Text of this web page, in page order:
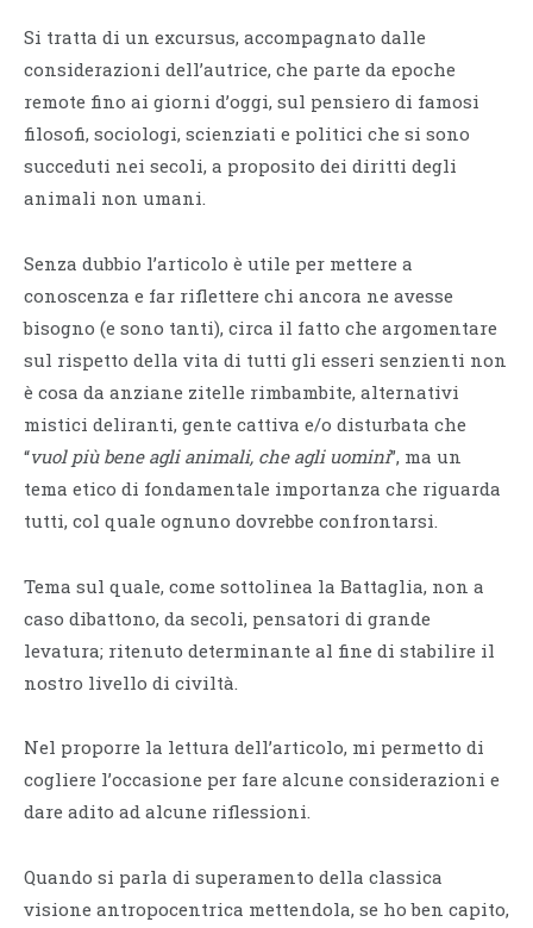
Si tratta di un excursus, accompagnato dalle
considerazioni dell’autrice, che parte da epoche
remote fino ai giorni d’oggi, sul pensiero di famosi
filosofi, sociologi, scienziati e politici che si sono
succeduti nei secoli, a proposito dei diritti degli
animali non umani.
Senza dubbio l’articolo è utile per mettere a
conoscenza e far riflettere chi ancora ne avesse
bisogno (e sono tanti), circa il fatto che argomentare
sul rispetto della vita di tutti gli esseri senzienti non
è cosa da anziane zitelle rimbambite, alternativi
mistici deliranti, gente cattiva e/o disturbata che
“vuol più bene agli animali, che agli uomini”, ma un
tema etico di fondamentale importanza che riguarda
tutti, col quale ognuno dovrebbe confrontarsi.
Tema sul quale, come sottolinea la Battaglia, non a
caso dibattono, da secoli, pensatori di grande
levatura; ritenuto determinante al fine di stabilire il
nostro livello di civiltà.
Nel proporre la lettura dell’articolo, mi permetto di
cogliere l’occasione per fare alcune considerazioni e
dare adito ad alcune riflessioni.
Quando si parla di superamento della classica
visione antropocentrica mettendola, se ho ben capito,